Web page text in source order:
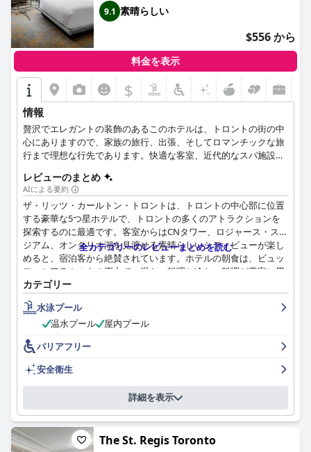
9.1 素晴らしい
$556 から
料金を表示
$
情報
贅沢でエレガントの装飾のあるこのホテルは、トロントの街の中
心にありますので、家族の旅行、出張、そしてロマンチックな旅
行まで理想な行先であります。快適な客室、近代的なスパ施設、
ンやバーなどが提供されています。
レビューのまとめ
AIによる要約
ザ・リッツ・カールトン・トロントは、トロントの中心部に位置
する豪華な5つ星ホテルで、トロントの多くのアトラクションを
探索するのに最適です。客室からはCNタワー、ロジャース・スタ
ジアム、オンタリオ湖を見渡せる素晴らしいシティビューが楽し
めると、宿泊客から絶賛されています。ホテルの朝食は、ビュッ
フェとアラカルトの両方で、温かい料理と冷たい料理が豊富に用
意されており、非常に素晴らしいです。客室は非常に清潔で、細
部まで配慮が行き届いており、スタッフは館内全体で素晴らしい
顧客サービスを提供しており、ただただ素晴らしいです。ホテル
のプールエリアは広くてリラックスできますが、ジャグジーが汚
れているという報告もありました。全体として、ザ・リッツ・カ
ールトン・トロントは真のラグジュアリー体験を提供し、宿泊客
の期待を上回り、本当に素晴らしいホテル滞在を提供します。
全カテゴリーのレビューまとめを読む
カテゴリー
水泳プール
温水プール
屋内プール
バリアフリー
安全衛生
詳細を表示
The St. Regis Toronto